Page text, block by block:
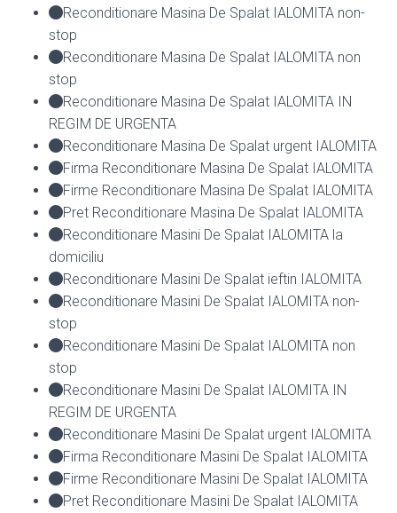
Reconditionare Masina De Spalat IALOMITA non-
stop
Reconditionare Masina De Spalat IALOMITA non
stop
Reconditionare Masina De Spalat IALOMITA IN
REGIM DE URGENTA
Reconditionare Masina De Spalat urgent IALOMITA
Firma Reconditionare Masina De Spalat IALOMITA
Firme Reconditionare Masina De Spalat IALOMITA
Pret Reconditionare Masina De Spalat IALOMITA
Reconditionare Masini De Spalat IALOMITA la
domiciliu
Reconditionare Masini De Spalat ieftin IALOMITA
Reconditionare Masini De Spalat IALOMITA non-
stop
Reconditionare Masini De Spalat IALOMITA non
stop
Reconditionare Masini De Spalat IALOMITA IN
REGIM DE URGENTA
Reconditionare Masini De Spalat urgent IALOMITA
Firma Reconditionare Masini De Spalat IALOMITA
Firme Reconditionare Masini De Spalat IALOMITA
Pret Reconditionare Masini De Spalat IALOMITA